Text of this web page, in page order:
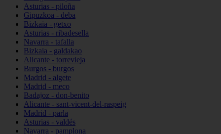
Asturias - piloña
Gipuzkoa - deba
Bizkaia - getxo
Asturias - ribadesella
Navarra - tafalla
Bizkaia - galdakao
Alicante - torrevieja
Burgos - burgos
Madrid - algete
Madrid - meco
Badajoz - don-benito
Alicante - sant-vicent-del-raspeig
Madrid - parla
Asturias - valdés
Navarra - pamplona